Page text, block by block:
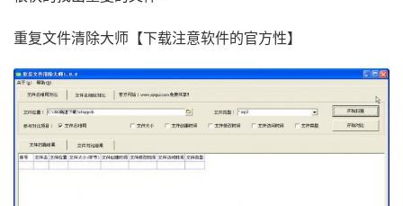
重复文件清除大师【下载注意软件的官方性】